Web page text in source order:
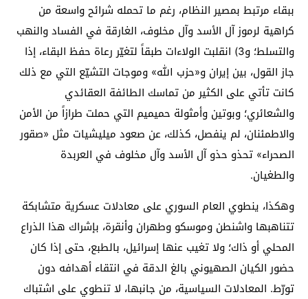
ببقاء مرتبط بمصير النظام، رغم ما تحمله شرائح واسعة من
كراهية لرموز آل الأسد وآل مخلوف، الغارقة في الفساد والنهب
والتسلط؛ و3) انقلبت الولاءات طبقاً لتغيّر رعاة حفظ البقاء، إذا
جاز القول، بين إيران و«حزب الله» وموجات التشيّع التي مع ذلك
كانت تأتي على الكثير من تماسك الطائفة العقائدي
والشعائري؛ وبوتين وأمثولة حميميم التي حملت طرازاً من الأمن
والاطمئنان، لم ينفصل، كذلك، عن صعود ميليشيات مثل «صقور
الصحراء» تحذو حذو آل الأسد وآل مخلوف في العربدة
والطغيان.
وهكذا، ينطوي العام السوري على معادلات عسكرية متشابكة
تتناهبها واشنطن وموسكو وطهران وأنقرة، بإشراك هذا الذراع
المحلي أو ذاك؛ ولا تغيب عنها إسرائيل، بالطبع، حتى إذا كان
حضور الكيان الصهيوني بالغ الدقة في انتقاء أهدافه دون
تورّط. المعادلات السياسية، من جانبها، لا تنطوي على اشتباك